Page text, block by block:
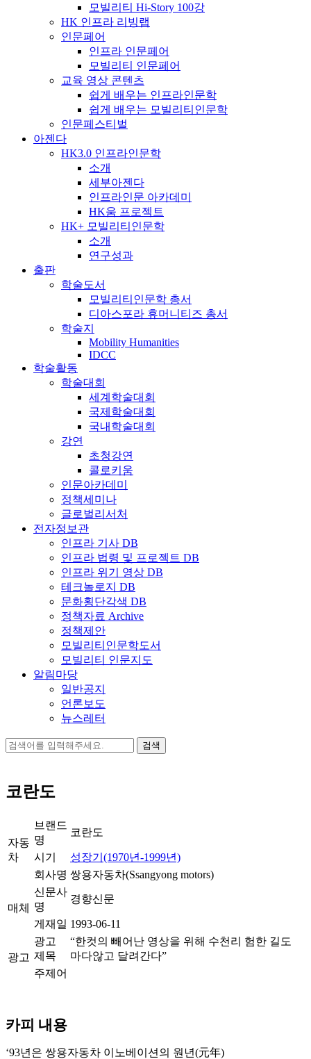
모빌리티 Hi-Story 100강
HK 인프라 리빙랩
인문페어
인프라 인문페어
모빌리티 인문페어
교육 영상 콘텐츠
쉽게 배우는 인프라인문학
쉽게 배우는 모빌리티인문학
인문페스티벌
아젠다
HK3.0 인프라인문학
소개
세부아젠다
인프라인문 아카데미
HK움 프로젝트
HK+ 모빌리티인문학
소개
연구성과
출판
학술도서
모빌리티인문학 총서
디아스포라 휴머니티즈 총서
학술지
Mobility Humanities
IDCC
학술활동
학술대회
세계학술대회
국제학술대회
국내학술대회
강연
초청강연
콜로키움
인문아카데미
정책세미나
글로벌리서처
전자정보관
인프라 기사 DB
인프라 법령 및 프로젝트 DB
인프라 위기 영상 DB
테크놀로지 DB
문화횡단각색 DB
정책자료 Archive
정책제안
모빌리티인문학도서
모빌리티 인문지도
알림마당
일반공지
언론보도
뉴스레터
검
코란도
자동
차
브랜드
명
코란도
시기
성장기(1970년-1999년)
회사명 쌍용자동차(Ssangyong motors)
매체
신문사
명
경향신문
게재일 1993-06-11
광고
광고
제목
“한컷의 빼어난 영상을 위해 수천리 험한 길도
마다않고 달려간다”
주제어
카피 내용
‘93년은 쌍용자동차 이노베이션의 원년(元年)